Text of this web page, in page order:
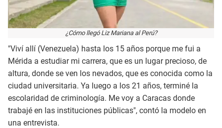
¿Cómo llegó Liz Mariana al Perú?
"Viví allí (Venezuela) hasta los 15 años porque me fui a
Mérida a estudiar mi carrera, que es un lugar precioso, de
altura, donde se ven los nevados, que es conocida como la
ciudad universitaria. Ya luego a los 21 años, terminé la
escolaridad de criminología. Me voy a Caracas donde
trabajé en las instituciones públicas", contó la modelo en
una entrevista.